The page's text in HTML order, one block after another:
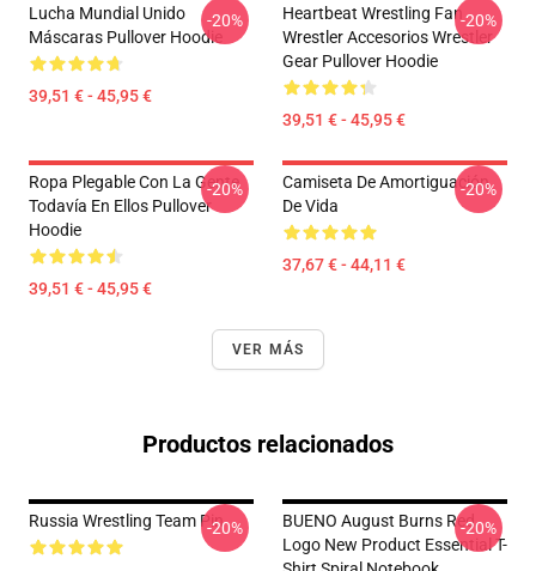
Lucha Mundial Unido
Máscaras Pullover Hoodie
39,51 € - 45,95 €
-20%
Heartbeat Wrestling Fan
Wrestler Accesorios Wrestler
Gear Pullover Hoodie
39,51 € - 45,95 €
-20%
Ropa Plegable Con La Gente
Todavía En Ellos Pullover
Hoodie
39,51 € - 45,95 €
-20%
Camiseta De Amortiguación
De Vida
37,67 € - 44,11 €
-20%
VER MÁS
Productos relacionados
Russia Wrestling Team Pin-20%
BUENO August Burns Red
Logo New Product Essential T-
-20%